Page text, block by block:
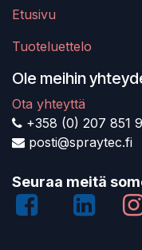
Etusivu
Tuoteluettelo
Ole meihin
Ota yhteyttä
+358 (0) 207 851
posti@spraytec.fi
Seuraa meitä